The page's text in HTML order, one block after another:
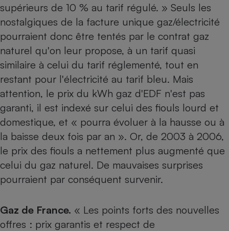
supérieurs de 10 % au tarif régulé. » Seuls les
nostalgiques de la facture unique gaz/électricité
pourraient donc être tentés par le contrat gaz
naturel qu'on leur propose, à un tarif quasi
similaire à celui du tarif réglementé, tout en
restant pour l'électricité au tarif bleu. Mais
attention, le prix du kWh gaz d'EDF n'est pas
garanti, il est indexé sur celui des fiouls lourd et
domestique, et « pourra évoluer à la hausse ou à
la baisse deux fois par an ». Or, de 2003 à 2006,
le prix des fiouls a nettement plus augmenté que
celui du gaz naturel. De mauvaises surprises
pourraient par conséquent survenir.
Gaz de France. « Les points forts des nouvelles
offres : prix garantis et respect de
Robot ménager